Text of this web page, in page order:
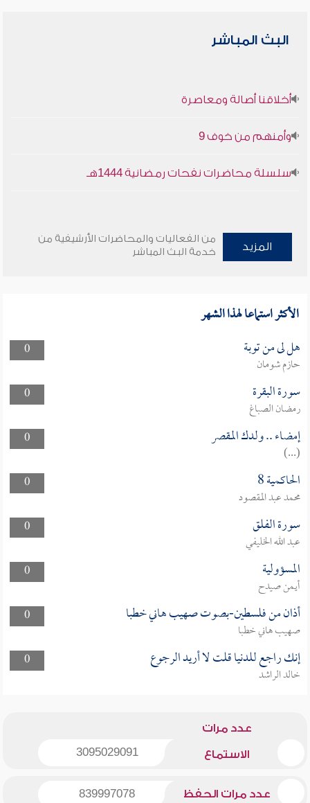
البث المباشر
أخلاقنا أصالة ومعاصرة
وأمنهم من خوف 9
سلسلة محاضرات نفحات رمضانية 1444هـ
المزيد
من الفعاليات والمحاضرات الأرشيفية من
خدمة البث المباشر
الأكثر استماعا لهذا الشهر
0 هل لى من توبة
حازم شومان
0
سورة البقرة
رمضان الصباغ
0
إمضاء .. ولدك المقصر
(...)
0
الحاكمية 8
محمد عبد المقصود
0
سورة الفلق
عبد الله الخليفي
0
المسؤولية
أيمن صيدح
0
أذان من فلسطين-بصوت صهيب هاني خطبا
صهيب هاني خطبا
0
إنك راجع للدنيا قلت لا أريد الرجوع
خالد الراشد
عدد مرات
الاستماع 3095029091
عدد مرات الحفظ 839997078